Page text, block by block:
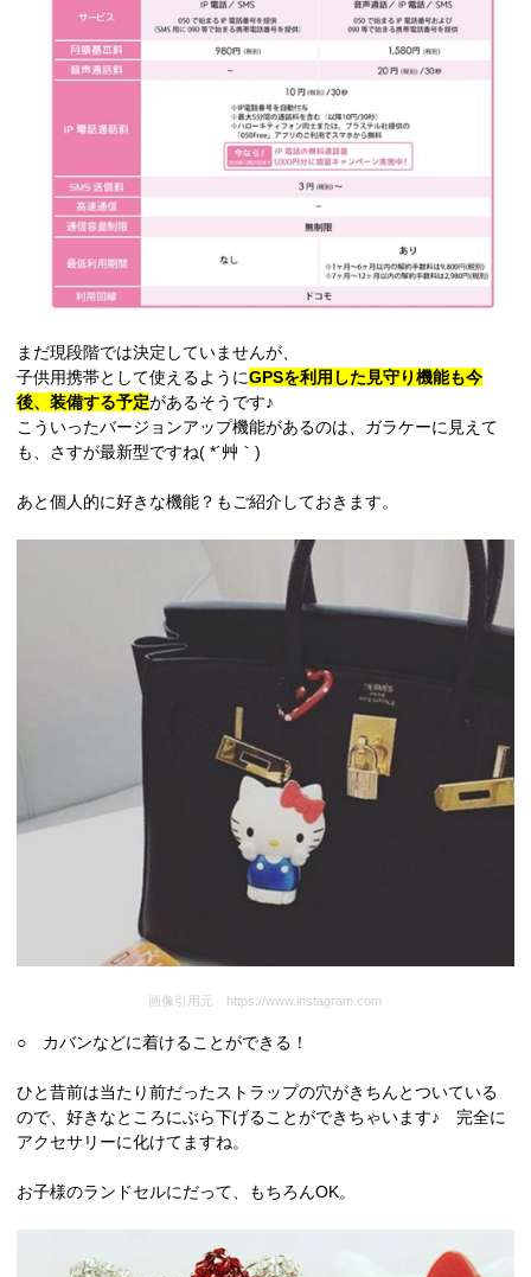
まだ現段階では決定していませんが、
子供用携帯として使えるようにGPSを利用した見守り機能も今
後、装備する予定があるそうです♪
こういったバージョンアップ機能があるのは、ガラケーに見えて
も、さすが最新型ですね( *´艸｀)
あと個人的に好きな機能？もご紹介しておきます。
画像引用元 https://www.instagram.com
○ カバンなどに着けることができる！
ひと昔前は当たり前だったストラップの穴がきちんとついている
ので、好きなところにぶら下げることができちゃいます♪ 完全に
アクセサリーに化けてますね。
お子様のランドセルにだって、もちろんOK。